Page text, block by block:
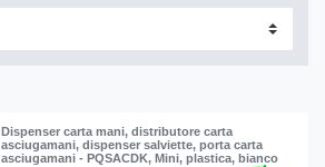
Dispenser carta mani, distributore carta
asciugamani, dispenser salviette, porta carta
asciugamani - PQSACDK, Mini, plastica, bianco